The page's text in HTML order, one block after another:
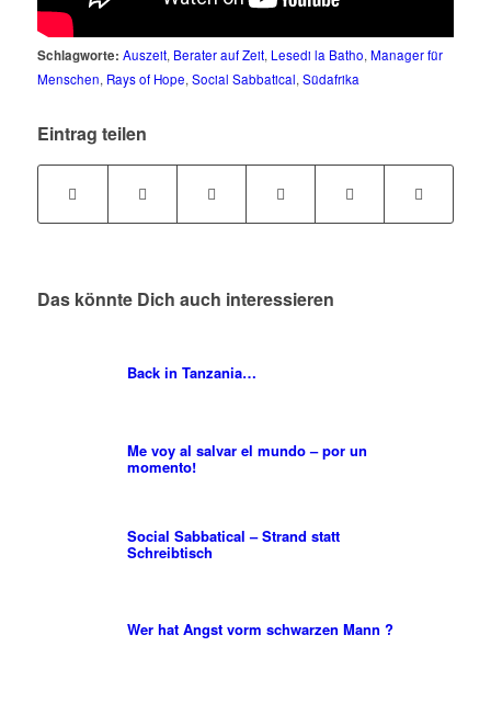
Schlagworte: Auszeit, Berater auf Zeit, Lesedi la Batho, Manager für
Menschen, Rays of Hope, Social Sabbatical, Südafrika
Eintrag teilen
Das könnte Dich auch interessieren
Back in Tanzania…
Me voy al salvar el mundo – por un
momento!
Social Sabbatical – Strand statt
Schreibtisch
Wer hat Angst vorm schwarzen Mann ?